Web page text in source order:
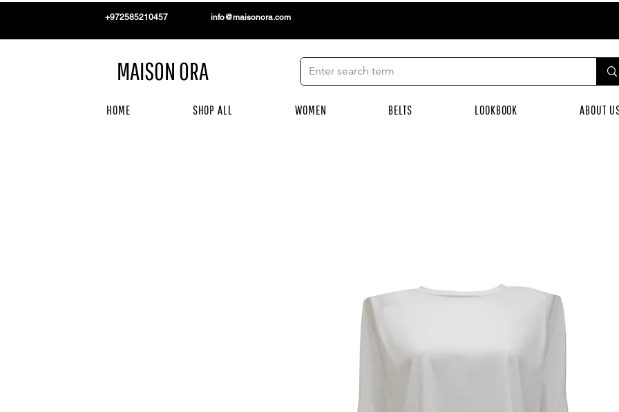
+972585210457 info@maisonora.com
MAISON ORA
HOME SHOP ALL WOMEN BELTS LOOKBOOK ABOUT